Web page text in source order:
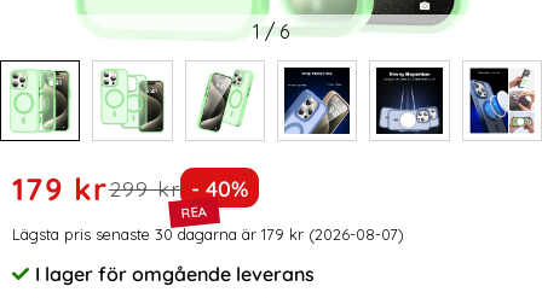
1/6
Handla denna produkt ColorPop iPhone 15 Pro Max Skal
rea pris
179 krtidigare pris
299 kr Priset är nedsatt med
- 40%
Prishistorik
Lägsta pris senaste 30 dagarna är 179 kr (2026-08-07)
Tillgänglighet:
I lager för omgående leverans